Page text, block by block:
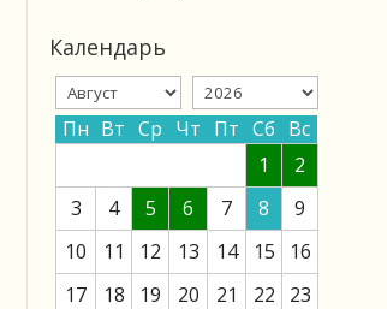
Календарь
Пн Вт Ср Чт Пт Сб Вс
1
2
3
4 5 6 7 8
9
10
11 12 13 14 15
16
17
18 19 20 21 22
23